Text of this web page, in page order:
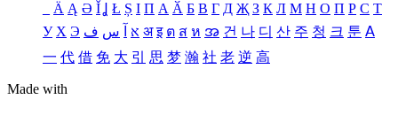
Ä Ą Ə Ǐ Ʝ Ł Ș Ι Π А Ӑ Б В Г Д Җ З К Л М Н О П Р С Т
У Х Э א س ف अ इ ต ส ห အ 건 나 디 산 주 청 크 툰 ꓮ
一 代 借 免 大 引 思 梦 瀚 社 老 逆 高
Made with